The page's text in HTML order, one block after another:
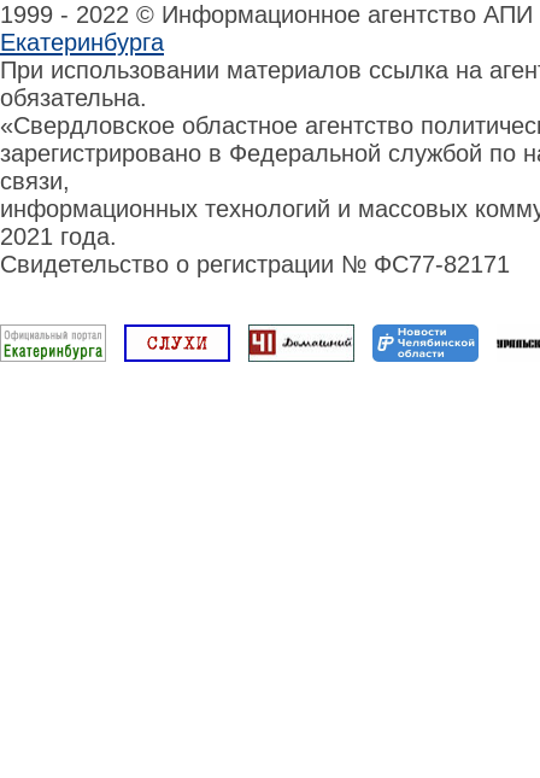
1999 - 2022 © Информационное агентство
Екатеринбурга
При использовании материалов ссылка на
обязательна.
«Свердловское областное агентство
зарегистрировано в Федеральной службой по
связи,
информационных технологий и массовых
2021 года.
Свидетельство о регистрации № ФС77-82171